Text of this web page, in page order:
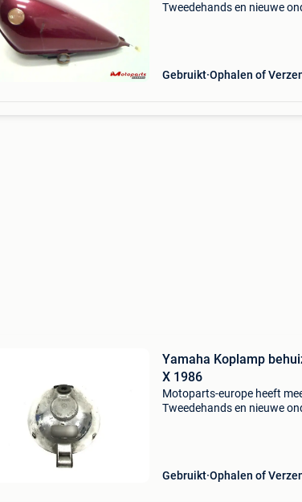
Tweedehands en nieuwe
Gebruikt Ophalen of
Yamaha Koplamp
X 1986
Motoparts-europe heeft
Tweedehands en nieuwe
Gebruikt Ophalen of